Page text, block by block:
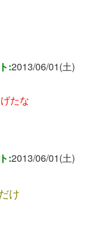
:2013/06/01(土)
たな
:2013/06/01(土)
け